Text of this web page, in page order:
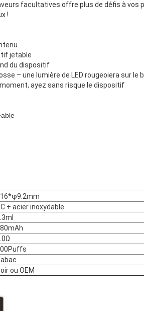
facultatives offre plus de défis à vos
!
jetable
du dispositif
– une lumière de LED rougeoiera sur le
ayez sans risque le dispositif
+ acier inoxydable
ou OEM